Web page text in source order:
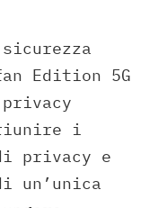
Edition 5G
i
privacy e
un’unica